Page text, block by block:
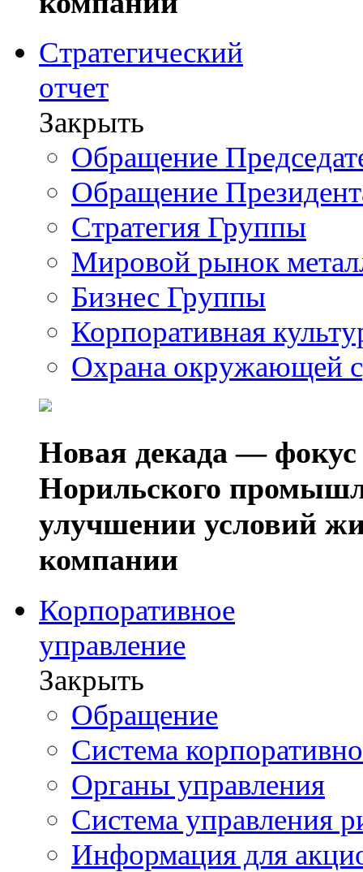
Стратегический
отчет
Закрыть
Обращение
Обращение
Стратегия Группы
Мировой рынок
Бизнес Группы
Корпоративная
Охрана окружающей
Новая декада — фокус
Норильского
улучшении условий
компании
Корпоративное
управление
Закрыть
Обращение
Система
Органы управления
Система управления
Информация для